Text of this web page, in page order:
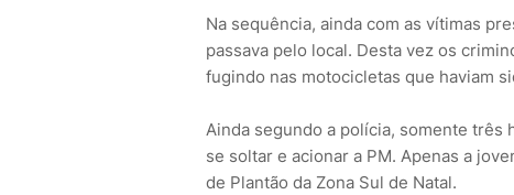
Na sequência, ainda com as vítimas
passava pelo local. Desta vez os
fugindo nas motocicletas que haviam
Ainda segundo a polícia, somente três
se soltar e acionar a PM. Apenas a
de Plantão da Zona Sul de Natal.